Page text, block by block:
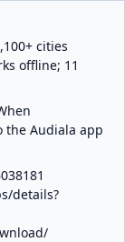
cities
offline; 11
the Audiala app
details?